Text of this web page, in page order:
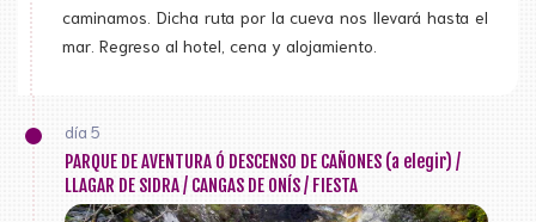
caminamos. Dicha ruta por la cueva nos llevará hasta el
mar. Regreso al hotel, cena y alojamiento.
día 5
PARQUE DE AVENTURA Ó DESCENSO DE CAÑONES (a elegir) /
LLAGAR DE SIDRA / CANGAS DE ONÍS / FIESTA